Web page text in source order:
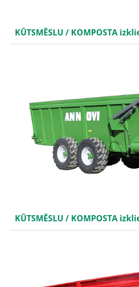
KŪTSMĒSLU / KOMPOSTA
KŪTSMĒSLU / KOMPOSTA